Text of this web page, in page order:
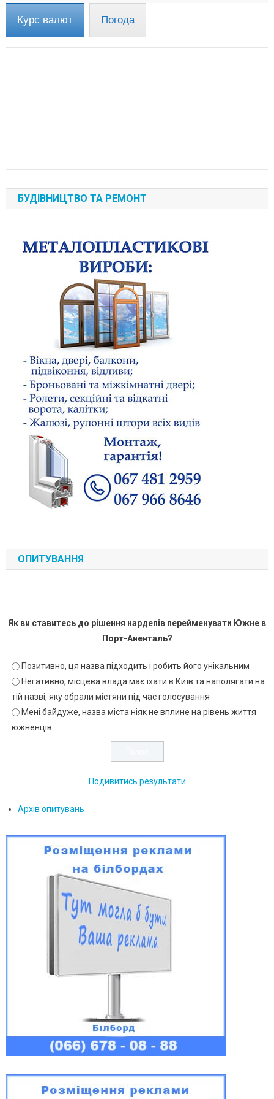
Курс валют Погода
БУДІВНИЦТВО ТА РЕМОНТ
ОПИТУВАННЯ
Як ви ставитесь до рішення нардепів перейменувати Южне в
Порт-Аненталь?
Позитивно, ця назва підходить і робить його унікальним
Негативно, місцева влада має їхати в Київ та наполягати на
тій назві, яку обрали містяни під час голосування
Мені байдуже, назва міста ніяк не вплине на рівень життя
южненців
Подивитись результати
Архів опитувань